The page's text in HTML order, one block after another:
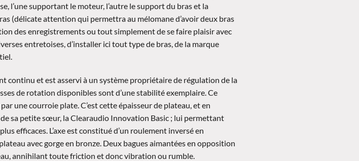
l’une supportant le moteur, l’autre le support du bras et la
(délicate attention qui permettra au mélomane d’avoir deux bras
des enregistrements ou tout simplement de se faire plaisir avec
entretoises, d’installer ici tout type de bras, de la marque
continu et est asservi à un système propriétaire de régulation de la
de rotation disponibles sont d’une stabilité exemplaire. Ce
une courroie plate. C’est cette épaisseur de plateau, et en
sa petite sœur, la Clearaudio Innovation Basic ; lui permettant
efficaces. L’axe est constitué d’un roulement inversé en
avec gorge en bronze. Deux bagues aimantées en opposition
annihilant toute friction et donc vibration ou rumble.